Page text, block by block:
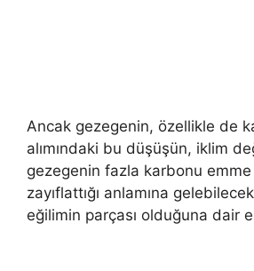
Ancak gezegenin, özellikle de
alımındaki bu düşüşün, iklim
gezegenin fazla karbonu
zayıflattığı anlamına
eğilimin parçası olduğuna dair